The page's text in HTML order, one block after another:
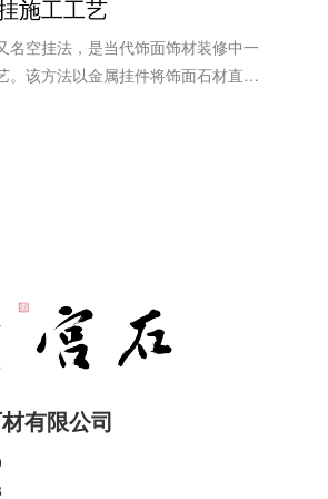
还不挣钱！ 价格战***可怕的是：毁了
当价格战打响的时候，没有真正的赢
时候，价格战不是***后的救命稻草！
步协会将成立家装***委员会、公装***
员会、专家委员会、设计师俱乐部
、税务、资质等方面继续做好对企业
敏性疾病，直接影响到人们的身体健
是在装修工程中使用了大量的化学粘
添加住宅的团队常年致力于研究如何
使用化学粘接剂，保障人类居住拥有
行水煮，提炼天然粘接剂。经过长
把它制成性能稳定、实用化的产
作方便的一种称为“漆喰”的石灰浆来涂
天然素材，木材和石材也成为他们
和欧洲传世建筑都采用天然石材，
来越多应用在家庭装修。天然石材
施工工艺
空挂法，是当代饰面饰材装修中一
。该方法以金属挂件将饰面石材直接
钢架之上，不需再灌浆粘贴。其原
主要受力点，通过金属挂件将石材
高了建筑物的安全性和耐久性；
保持幕墙清洁美观； 优点3：在一
人员的劳动条件，减轻了劳动强度，
进度。 1、干挂石材——钢骨
——固定槽钢的角码 3、干挂石
——干挂石材 6、干挂石材——
7、干挂石材——干挂完成后的石
石材——石材工人在开槽 9、干
成后塞泡沫棒 10、干挂石材——
有限公司